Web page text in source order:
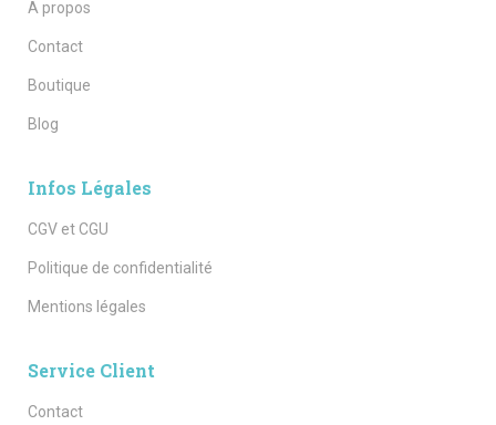
A propos
Contact
Boutique
Blog
Infos Légales
CGV et CGU
Politique de confidentialité
Mentions légales
Service Client
Contact